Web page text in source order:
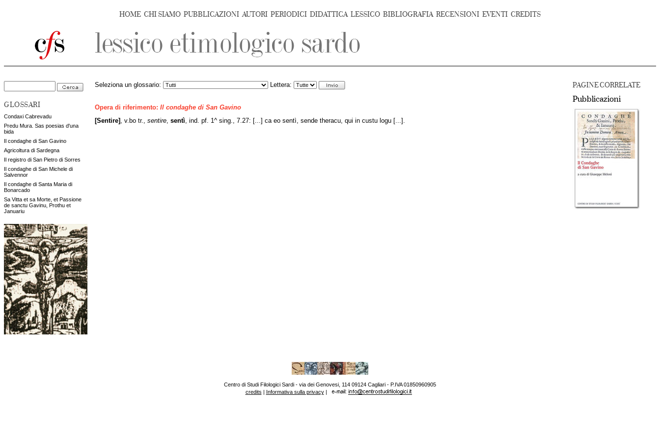
HOME CHI SIAMO PUBBLICAZIONI AUTORI PERIODICI DIDATTICA LESSICO BIBLIOGRAFIA RECENSIONI EVENTI CREDITS
GLOSSARI
Condaxi Cabrevadu
Predu Mura. Sas poesias d'una
bida
Il condaghe di San Gavino
Agricoltura di Sardegna
Il registro di San Pietro di Sorres
Il condaghe di San Michele di
Salvennor
Il condaghe di Santa Maria di
Bonarcado
Sa Vitta et sa Morte, et Passione
de sanctu Gavinu, Prothu et
Januariu
PAGINE CORRELATE
Pubblicazioni
Seleziona un glossario: Lettera:
Opera di riferimento: Il condaghe di San Gavino
[Sentire]
, v.bo tr., sentire sentì , ind. pf. 1^ sing., 7.27: [...] ca eo sentì, sende theracu, qui in custu logu [...].
Centro di Studi Filologici Sardi - via dei Genovesi, 114 09124 Cagliari - P.IVA 01850960905
credits | Informativa sulla privacy|